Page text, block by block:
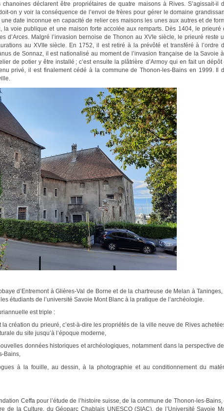
déclarent être propriétaires de quatre maisons à Rives. S’agissait-il
on y voir la conséquence de l’envoi de frères pour gérer le domaine
date inconnue en capacité de relier ces maisons les unes aux autres et de
voie publique et une maison forte accolée aux remparts. Dès 1404, le prieuré
d’Arces. Malgré l’invasion bernoise de Thonon au XVIe siècle, le prieuré reste
au XVIIe siècle. En 1752, il est retiré à la prévôté et transféré à l’ordre
de Sonnaz, il est nationalisé au moment de l’invasion française de la Savoie
de potier y être installé ; c’est ensuite la plâtrière d’Armoy qui en fait un dépôt
privé, il est finalement cédé à la commune de Thonon-les-Bains en 1999. Il
d’Entremont à Glières-Val de Borne et de la chartreuse de Melan à Taninges,
étudiants de l’université Savoie Mont Blanc à la pratique de l’archéologie.
est triple :
création du prieuré, c’est-à-dire les propriétés de la ville neuve de Rives
du site jusqu’à l’époque moderne,
données historiques et archéologiques, notamment dans la perspective
Bains,
à la fouille, au dessin, à la photographie et au conditionnement du
Ceffa pour l’étude de l’histoire suisse, de la commune de Thonon-les-Bains,
de la Culture, du Géoparc Chablais UNESCO (SIAC), de l’Université Savoie